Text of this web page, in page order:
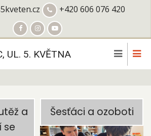
+420 606 076 420
UL. 5. KVĚTNA
a
se
Šesťáci a ozoboti